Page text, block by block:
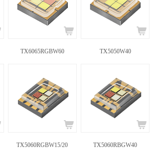
TX6065RGBW60 TX5050W40
TX5060RGBW15/20 TX5060RBGW40